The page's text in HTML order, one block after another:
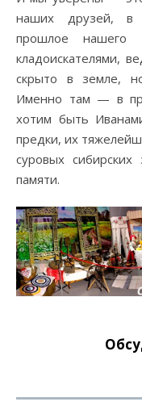
наших друзей, в
прошлое нашего
кладоискателями,
скрыто в земле,
Именно там — в
хотим быть
предки, их
суровых
памяти.